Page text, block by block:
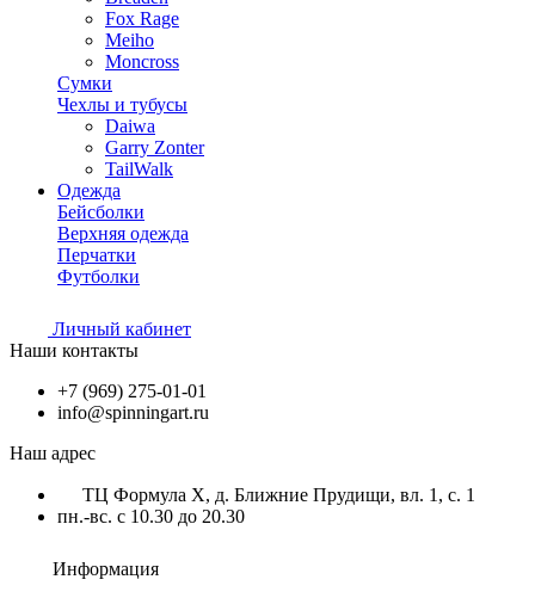
Fox Rage
Meiho
Moncross
Сумки
Чехлы и тубусы
Daiwa
Garry Zonter
TailWalk
Одежда
Бейсболки
Верхняя одежда
Перчатки
Футболки
Личный кабинет
Наши контакты
+7 (969) 275-01-01
info@spinningart.ru
Наш адрес
ТЦ Формула X, д. Ближние Прудищи, вл. 1, с. 1
пн.-вс. с 10.30 до 20.30
Информация